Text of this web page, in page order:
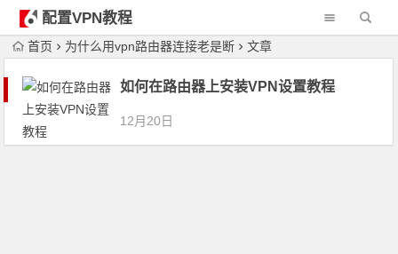
配置VPN教程
首页 为什么用vpn路由器连接老是断 文章
如何在路由器上安装VPN设置教程
12月20日